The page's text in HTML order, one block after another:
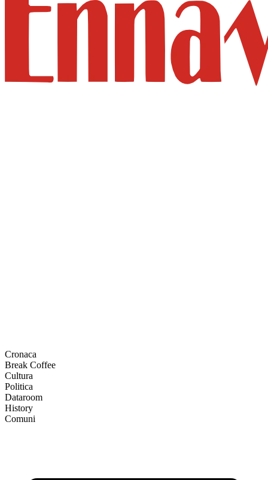
Cronaca
Break Coffee
Cultura
Politica
Dataroom
History
Comuni